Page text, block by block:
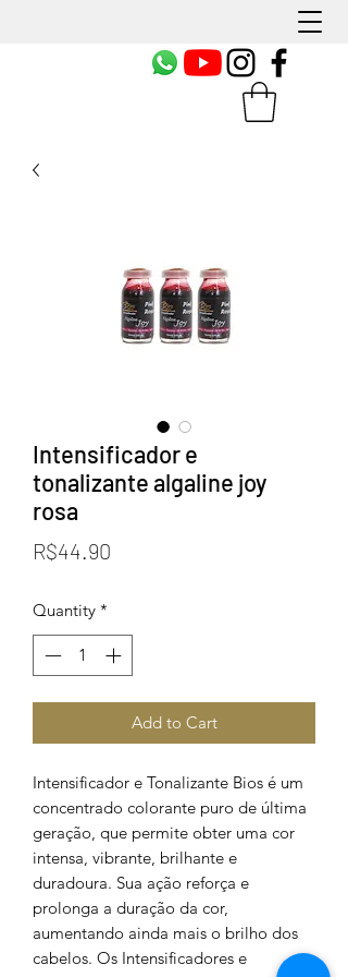
Intensificador e
tonalizante algaline joy
rosa
R$44.90
Quantity *
Add to Cart
Intensificador e Tonalizante Bios é um
concentrado colorante puro de última
geração, que permite obter uma cor
intensa, vibrante, brilhante e
duradoura. Sua ação reforça e
prolonga a duração da cor,
aumentando ainda mais o brilho dos
cabelos. Os Intensificadores e